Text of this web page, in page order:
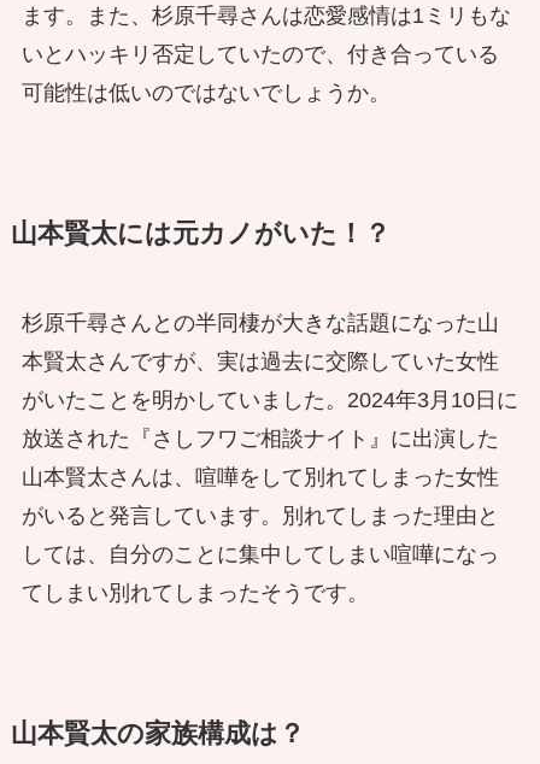
ます。また、杉原千尋さんは恋愛感情は1ミリもな
いとハッキリ否定していたので、付き合っている
可能性は低いのではないでしょうか。
山本賢太には元カノがいた！？
杉原千尋さんとの半同棲が大きな話題になった山
本賢太さんですが、実は過去に交際していた女性
がいたことを明かしていました。2024年3月10日に
放送された『さしフワご相談ナイト』に出演した
山本賢太さんは、喧嘩をして別れてしまった女性
がいると発言しています。別れてしまった理由と
しては、自分のことに集中してしまい喧嘩になっ
てしまい別れてしまったそうです。
山本賢太の家族構成は？